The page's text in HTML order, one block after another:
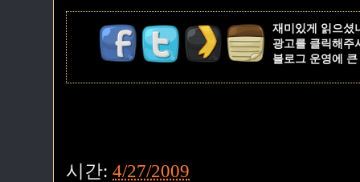
재미있게 읽으셨
광고를 클릭해주
블로그 운영에
시간: 4/27/2009